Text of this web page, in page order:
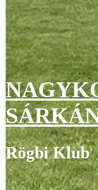
Rögbi Klub